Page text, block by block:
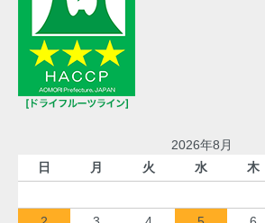
2026年8月
日
月 火 水 木